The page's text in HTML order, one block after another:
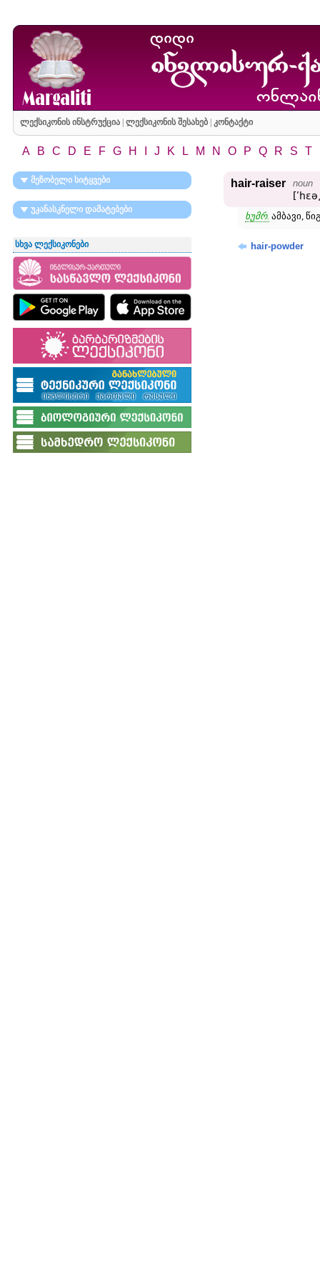
ლექსიკონის ინსტრუქცია| ლექსიკონის შესახებ| კონტაქტი
A B C D E F G H J K L M N O P Q R S T
მეზობელი სიტყვები
უკანასკნელი დამატებები
სხვა ლექსიკონები
hair-raiser noun
ხუმრ. ამბავი,
hair-powder